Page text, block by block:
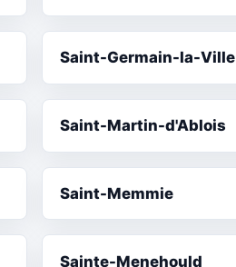
Saint-Germain-la-Ville
Saint-Martin-d'Ablois
Saint-Memmie
Sainte-Menehould